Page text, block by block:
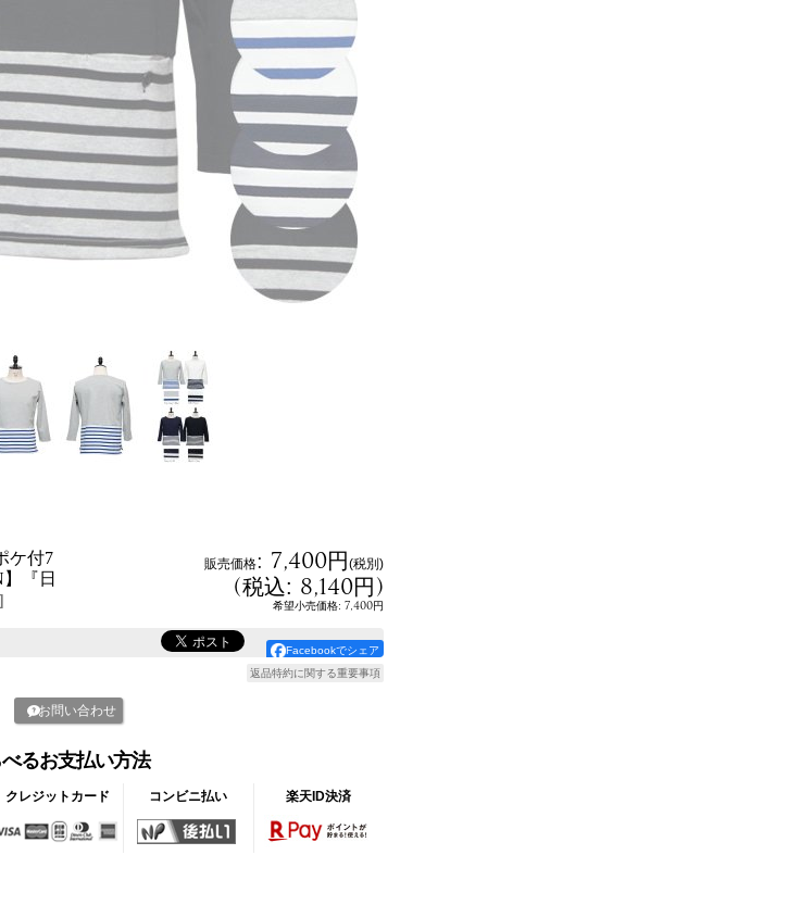
ケ付7
『日
]
販売価格: 7,400円(税別)
(税込: 8,140円)
希望小売価格: 7,400円
Facebookでシェア
返品特約に関する重要事項
お問い合わせ
るお支払い方法
クレジットカード コンビニ払い 楽天ID決済